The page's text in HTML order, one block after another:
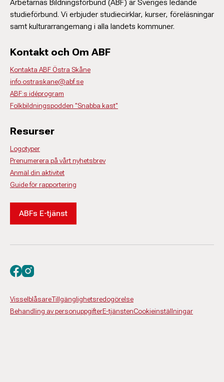
Arbetarnas Bildningsförbund (ABF) är Sveriges ledande
studieförbund. Vi erbjuder studiecirklar, kurser, föreläsningar
samt kulturarrangemang i alla landets kommuner.
Kontakt och Om ABF
Kontakta ABF Östra Skåne
info.ostraskane@abf.se
ABF:s idéprogram
Folkbildningspodden "Snabba kast"
Resurser
Logotyper
Prenumerera på vårt nyhetsbrev
Anmäl din aktivitet
Guide för rapportering
ABFs E-tjänst
VisselblåsareTillgänglighetsredogörelse
Behandling av personuppgifterE-tjänstenCookieinställningar
Besök oss på facebook
Besök oss på instagram